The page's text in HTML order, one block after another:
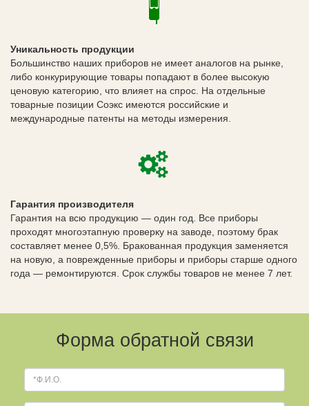
Уникальность продукции
Большинство наших приборов не имеет аналогов на рынке,
либо конкурирующие товары попадают в более высокую
ценовую категорию, что влияет на спрос. На отдельные
товарные позиции Соэкс имеются российские и
международные патенты на методы измерения.
Гарантия производителя
Гарантия на всю продукцию — один год. Все приборы
проходят многоэтапную проверку на заводе, поэтому брак
составляет менее 0,5%. Бракованная продукция заменяется
на новую, а поврежденные приборы и приборы старше одного
года — ремонтируются. Срок службы товаров не менее 7 лет.
Форма обратной связи